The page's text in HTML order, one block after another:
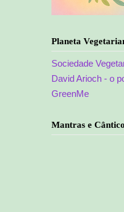
Planeta
Sociedade
David Arioch - o
GreenMe
Mantras e